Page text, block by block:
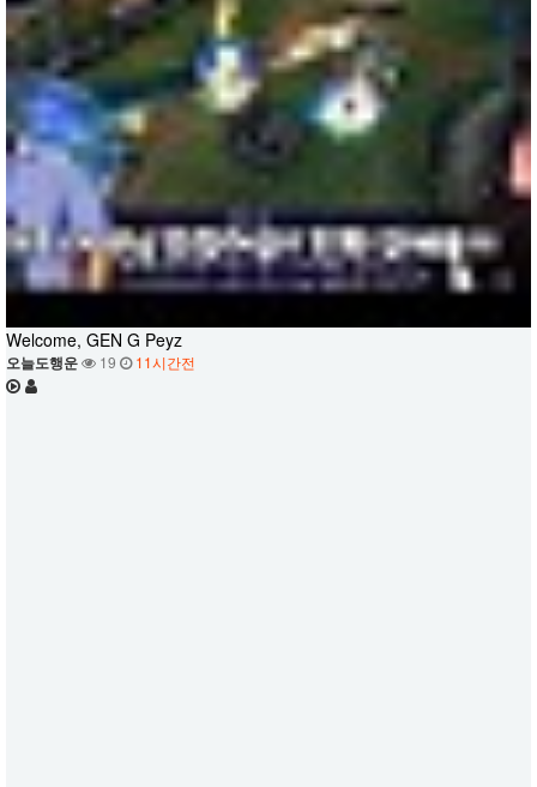
Welcome, GEN G Peyz
오늘도행운 19 11시간전